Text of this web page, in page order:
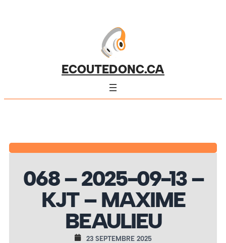
ECOUTEDONC.CA
068 – 2025-09-13 –
KJT – MAXIME
BEAULIEU
23 SEPTEMBRE 2025